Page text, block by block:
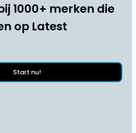
1000+ merken die
op Latest
Start nu!